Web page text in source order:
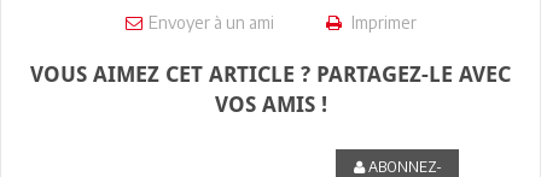
Envoyer à un ami Imprimer
VOUS AIMEZ CET ARTICLE ? PARTAGEZ-LE AVEC
VOS AMIS !
ABONNEZ-